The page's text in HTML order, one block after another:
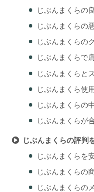
じぶんまくらの
じぶんまくらの
じぶんまくらの
じぶんまくらで
じぶんまくらと
じぶんまくら使
じぶんまくらの
じぶんまくらが
じぶんまくらの評判
じぶんまくらを
じぶんまくらの
じぶんまくらの